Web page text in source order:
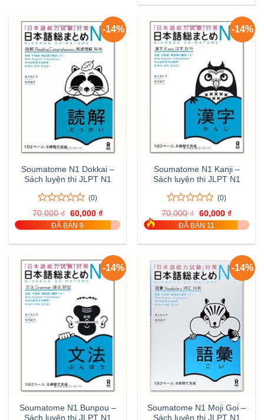
100,000 ₫.
80,000
-14%
Soumatome N1 Dokkai –
Sách luyện thi JLPT N1
0
trên
5
0
(0)
70,000₫ Giá
gốc
là:
60,000 ₫Giá
hiện
tại
60,000 ₫.
ĐÃ BÁN 9
-14%
Soumatome N1 Kanji –
Sách luyện thi JLPT N1
0
trên
5
0
(0)
70,000₫ Giá
gốc
là:
60,000 ₫Giá
hiện
tại
60,000
ĐÃ BÁN 11
-14%
Soumatome N1 Bunpou –
Sách luyện thi JLPT N1
-14%
Soumatome N1 Moji Goi –
Sách luyện thi JLPT N1